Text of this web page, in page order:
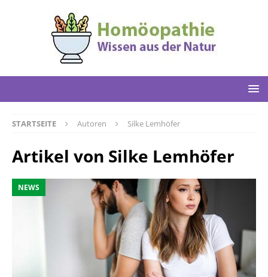
STARTSEITE Autoren Silke Lemhöfer
Artikel von Silke Lemhöfer
NEWS